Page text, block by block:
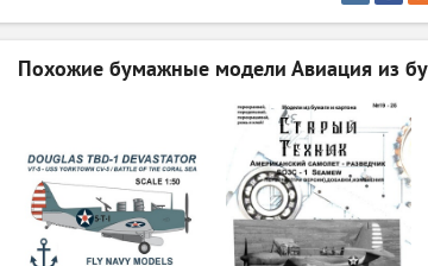
Похожие бумажные модели Авиация из